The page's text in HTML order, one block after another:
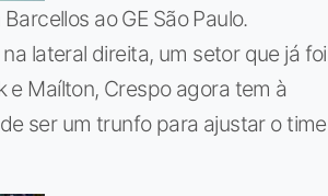
ao GE São Paulo.
lateral direita, um setor que já foi
Maílton, Crespo agora tem à
ser um trunfo para ajustar o time